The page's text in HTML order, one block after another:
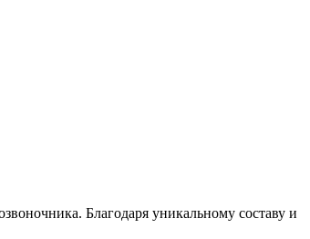
Благодаря уникальному составу и